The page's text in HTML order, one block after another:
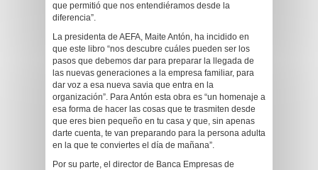
que permitió que nos entendiéramos desde la
diferencia”.
La presidenta de AEFA, Maite Antón, ha incidido en
que este libro “nos descubre cuáles pueden ser los
pasos que debemos dar para preparar la llegada de
las nuevas generaciones a la empresa familiar, para
dar voz a esa nueva savia que entra en la
organización”. Para Antón esta obra es “un homenaje a
esa forma de hacer las cosas que te trasmiten desde
que eres bien pequeño en tu casa y que, sin apenas
darte cuenta, te van preparando para la persona adulta
en la que te conviertes el día de mañana”.
Por su parte, el director de Banca Empresas de